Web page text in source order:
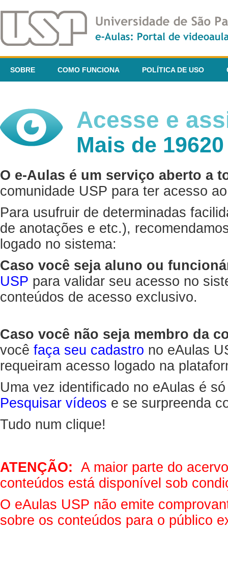
SOBRE COMO FUNCIONA POLÍTICA DE USO
Acesse e
Mais de
O e-Aulas é um serviço aberto a
comunidade USP para ter acesso
Para usufruir de determinadas
de anotações e etc.),
logado no sistema:
Caso você seja aluno ou
USP para validar seu acesso no
conteúdos de acesso exclusivo.
Caso você não seja membro da
você faça seu cadastro no eAulas
requeiram acesso logado na
Uma vez identificado no eAulas é
Pesquisar vídeos e se surpreenda
Tudo num clique!
ATENÇÃO: A maior parte do
conteúdos está disponível sob
O eAulas USP não emite
sobre os conteúdos para o público